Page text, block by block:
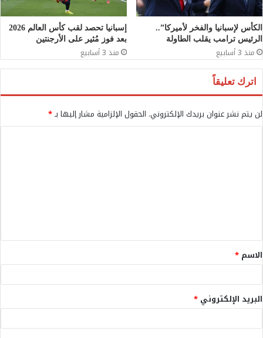
الكأس لإسبانيا والفخر لأميركا”..
الرئيس ترامب يقلب الطاولة
منذ 3 أسابيع
إسبانيا تحصد لقب كأس العالم 2026
بعد فوز مُثير على الأرجنتين
منذ 3 أسابيع
اترك تعليقاً
لن يتم نشر عنوان بريدك الإلكتروني. الحقول الإلزامية مشار إليها بـ*
ق
*
الاسم *
البريد الإلكتروني *